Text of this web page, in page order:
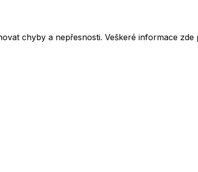
chyby a nepřesnosti. Veškeré informace